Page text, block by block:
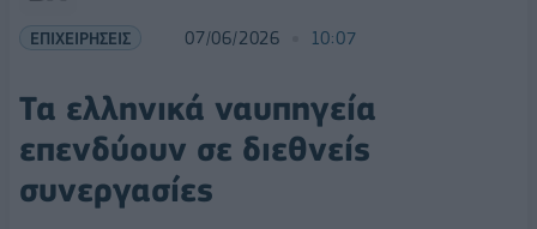
ΕΠΙΧΕΙΡΗΣΕΙΣ 07/06/2026 10:07
Τα ελληνικά ναυπηγεία
επενδύουν σε διεθνείς
συνεργασίες